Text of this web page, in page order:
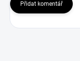
Přidat komentář